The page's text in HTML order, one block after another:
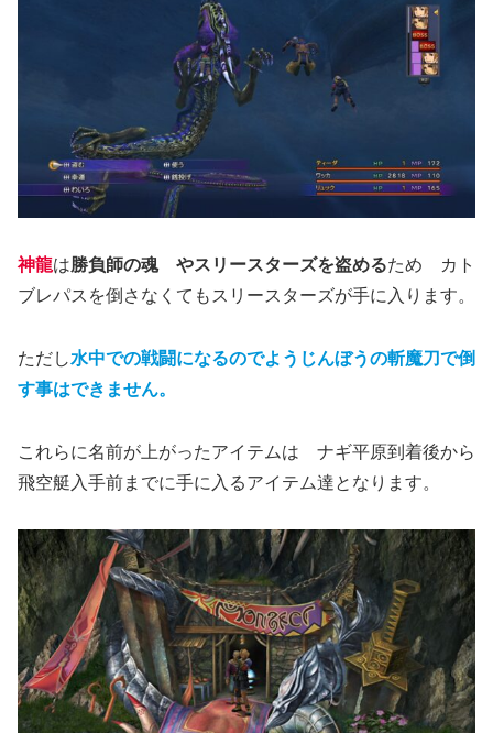
神龍は勝負師の魂 やスリースターズを盗めるため カト
ブレパスを倒さなくてもスリースターズが手に入ります。
ただし水中での戦闘になるのでようじんぼうの斬魔刀で倒
す事はできません。
これらに名前が上がったアイテムは ナギ平原到着後から
飛空艇入手前までに手に入るアイテム達となります。